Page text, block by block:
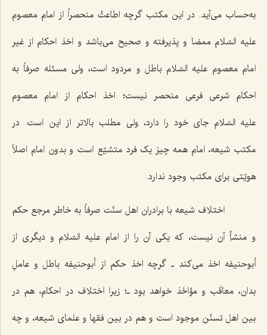
به‌حساب می‌آید. در این مکتب گرچه اطاعتْ منحصراً از امام معصوم
علیه السّلام ممضا و پذیرفته و صحیح می‌باشد و اخذ احکام از غیر
امام معصوم علیه السّلام باطل و مردود است، ولی مسئله صرفاً به
احکام شرعی فرعی منحصر نیست؛ اخذ احکام از امام معصوم
علیه السّلام جای خود را دارد، ولی مطلب بالاتر از این است. در
مکتب شیعه، امام همه چیز یک فرد متشیّع است و بدون امام اصلاً
هویّتی برای مکتب وجود ندارد.
اختلاف شیعه با برادران اهل سنّت صرفاً به خاطر مرجع حکم
و منشأِ آن نیست، که یکی آن را از امام علیه السّلام و دیگری از
أبوحنیفه اخذ می‌کند ـ گرچه اخذ حکم از أبوحنیفه باطل و عاملِ
بدان، معاقَب و مؤاخَذ خواهد بود ـ؛ زیرا اختلاف در احکام، هم در
بین اهل تسنّن موجود است و هم در بین فقها و علمای‌ شیعه، و چه